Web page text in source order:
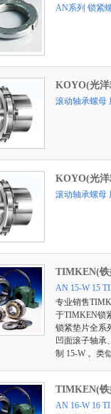
AN系列 锁紧
KOYO(光
滚动轴承螺母
KOYO(光
滚动轴承螺母
TIMKEN(铁
AN 15-W 15
专业销售
于TIMKEN锁
锁紧垫片全系
凹面滚子轴承
制 15-W 。类
TIMKEN(铁
AN 16-W 16